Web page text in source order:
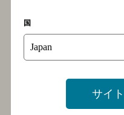
しらすと菜の花の
釜揚げしらすを、旬の
国
サイ